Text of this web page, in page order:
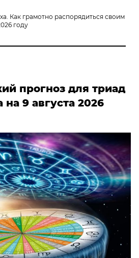
Как грамотно распорядиться своим
году
прогноз для триад
на 9 августа 2026